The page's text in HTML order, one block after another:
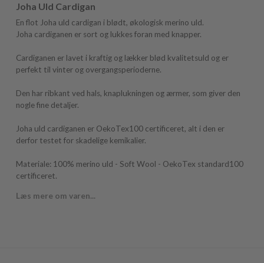
Joha Uld Cardigan
En flot Joha uld cardigan i blødt, økologisk merino uld.
Joha cardiganen er sort og lukkes foran med knapper.
Cardiganen er lavet i kraftig og lækker blød kvalitetsuld og er
perfekt til vinter og overgangsperioderne.
Den har ribkant ved hals, knaplukningen og ærmer, som giver den
nogle fine detaljer.
Joha uld cardiganen er OekoTex100 certificeret, alt i den er
derfor testet for skadelige kemikalier.
Materiale: 100% merino uld - Soft Wool - OekoTex standard100
certificeret.
Læs mere om varen...